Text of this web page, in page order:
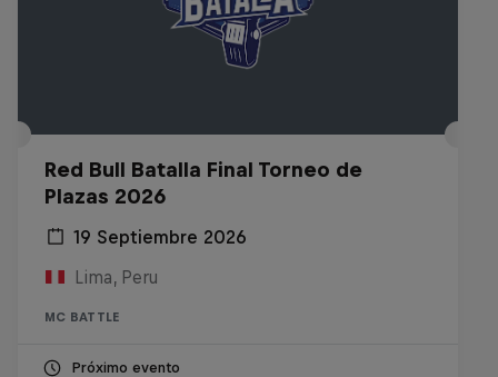
Red Bull Batalla Final Torneo de
Plazas 2026
19 Septiembre 2026
Lima, Peru
MC BATTLE
Próximo evento